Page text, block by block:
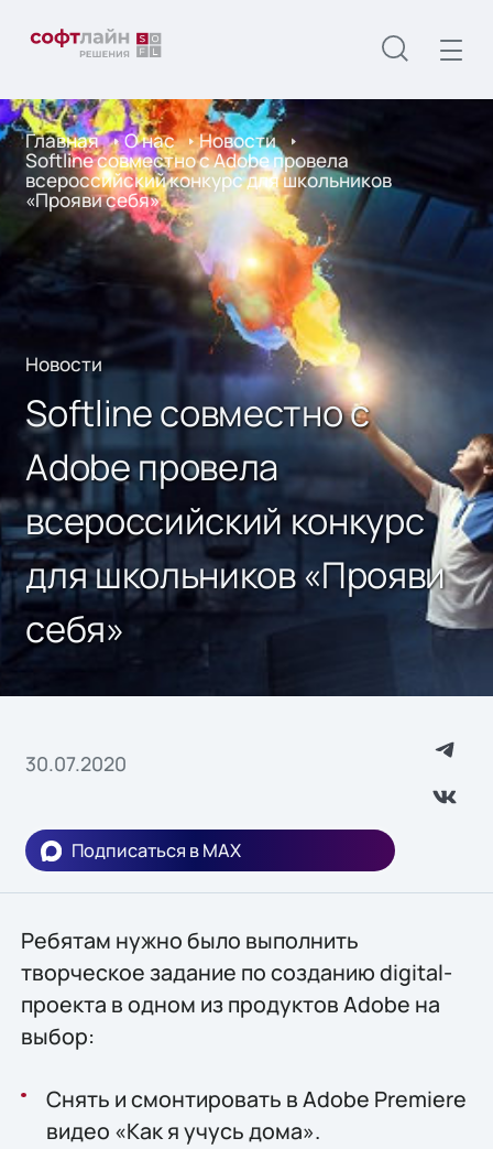
Главная О нас Новости
Softline совместно с Adobe провела
всероссийский конкурс для школьников
«Прояви себя»
Новости
Softline совместно с
Adobe провела
всероссийский конкурс
для школьников «Прояви
себя»
30.07.2020
Подписаться в MAX
Ребятам нужно было выполнить
творческое задание по созданию digital-
проекта в одном из продуктов Adobe на
выбор:
Снять и смонтировать в Adobe Premiere
видео «Как я учусь дома».